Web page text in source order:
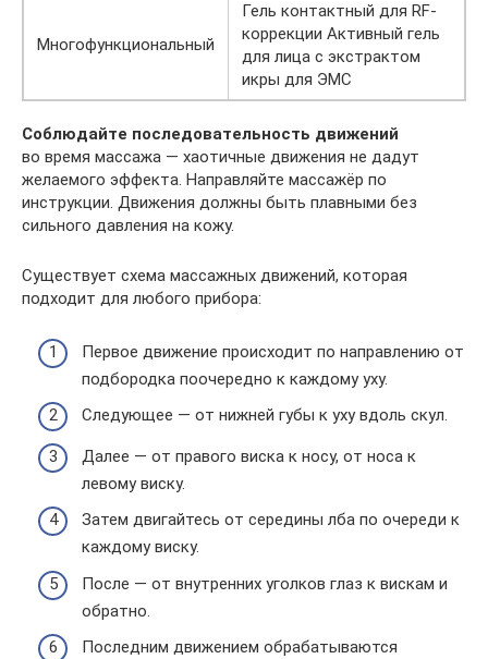
Многофункциональный
Гель контактный для RF-
коррекции Активный гель
для лица с экстрактом
икры для ЭМС
Соблюдайте последовательность движений
во время массажа — хаотичные движения не дадут
желаемого эффекта. Направляйте массажёр по
инструкции. Движения должны быть плавными без
сильного давления на кожу.
Существует схема массажных движений, которая
подходит для любого прибора:
Первое движение происходит по направлению от
подбородка поочередно к каждому уху.
Следующее — от нижней губы к уху вдоль скул.
Далее — от правого виска к носу, от носа к
левому виску.
Затем двигайтесь от середины лба по очереди к
каждому виску.
После — от внутренних уголков глаз к вискам и
обратно.
Последним движением обрабатываются